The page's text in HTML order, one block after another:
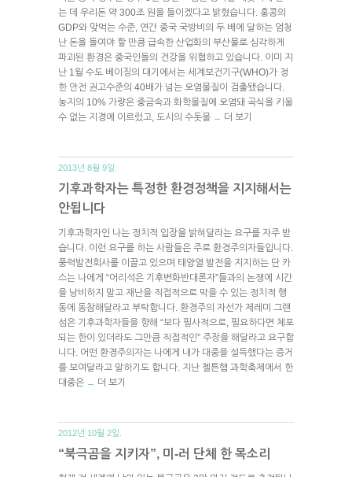
는 데 우리돈 약 300조 원을 들이겠다고 밝혔습니다. 홍콩의
GDP와 맞먹는 수준, 연간 중국 국방비의 두 배에 달하는 엄청
난 돈을 들여야 할 만큼 급속한 산업화의 부산물로 심각하게
파괴된 환경은 중국인들의 건강을 위협하고 있습니다. 이미 지
난 1월 수도 베이징의 대기에서는 세계보건기구(WHO)가 정
한 안전 권고수준의 40배가 넘는 오염물질이 검출됐습니다.
농지의 10% 가량은 중금속과 화학물질에 오염돼 곡식을 키울
수 없는 지경에 이르렀고, 도시의 수돗물 → 더 보기
2013년 8월 9일.
기후과학자는 특정한 환경정책을 지지해서는
안됩니다
기후과학자인 나는 정치적 입장을 밝혀달라는 요구를 자주 받
습니다. 이런 요구를 하는 사람들은 주로 환경주의자들입니다.
풍력발전회사를 이끌고 있으며 태양열 발전을 지지하는 단 카
스는 나에게 “어리석은 기후변화반대론자”들과의 논쟁에 시간
을 낭비하지 말고 재난을 직접적으로 막을 수 있는 정치적 행
동에 동참해달라고 부탁합니다. 환경주의 자선가 제레미 그랜
섬은 기후과학자들을 향해 “보다 필사적으로, 필요하다면 체포
되는 한이 있더라도 그만큼 직접적인” 주장을 해달라고 요구합
니다. 어떤 환경주의자는 나에게 내가 대중을 설득했다는 증거
를 보여달라고 말하기도 합니다. 지난 첼튼햄 과학축제에서 한
대중은 → 더 보기
2012년 10월 2일.
“북극곰을 지키자”, 미-러 단체 한 목소리